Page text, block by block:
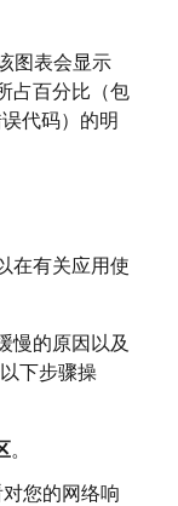
图表会显示
占百分比（包
代码）的明
在有关应用使
慢的原因以及
下步骤操
。
您的网络响